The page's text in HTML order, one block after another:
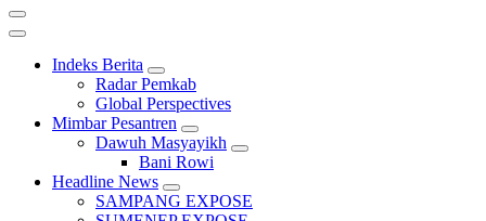
Indeks Berita
Radar Pemkab
Global Perspectives
Mimbar Pesantren
Dawuh Masyayikh
Bani Rowi
Headline News
SAMPANG EXPOSE